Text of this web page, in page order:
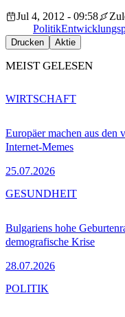
Jul 4, 2012 - 09:58
Politik
Drucken Aktie
MEIST GELESEN
Europäer machen aus den
Internet-Memes
25.07.2026
WIRTSCHAFT
Bulgariens hohe
demografische Krise
28.07.2026
GESUNDHEIT
POLITIK